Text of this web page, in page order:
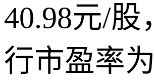
40.98元/股
行市盈率为